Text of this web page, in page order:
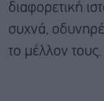
διαφορετική
συχνά,
το μέλλον τους.